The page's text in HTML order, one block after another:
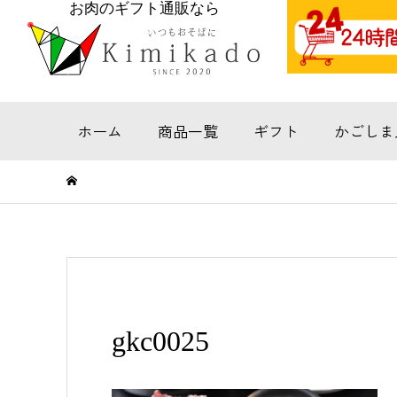
お肉のギフト通販なら
ホーム 商品一覧 ギフト かごし
gkc0025